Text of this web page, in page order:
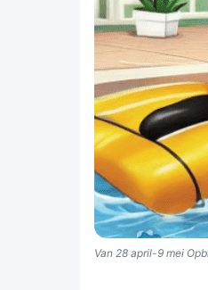
Van 28 april-9 mei